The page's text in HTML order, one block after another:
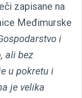
zapisane na
Međimurske
i
ali bez
u pokretu i
je velika